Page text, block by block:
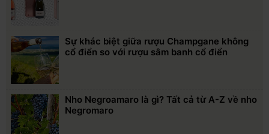
Sự khác biệt giữa rượu Champgane không
cổ điển so với rượu sâm banh cổ điển
Nho Negroamaro là gì? Tất cả từ A-Z về nho
Negromaro